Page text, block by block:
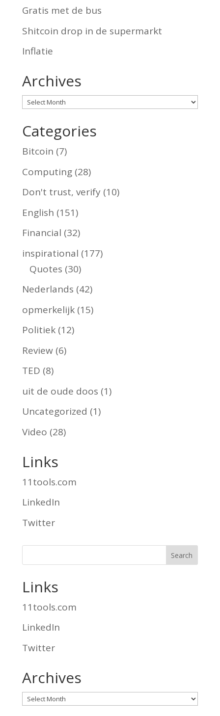
Gratis met de bus
Shitcoin drop in de supermarkt
Inflatie
Archives
Archives
Categories
Bitcoin (7)
Computing(28)
Don't trust, verify (10)
English (151)
Financial (32)
inspirational (177)
Quotes (30)
Nederlands (42)
opmerkelijk(15)
Politiek(12)
Review(6)
TED (8)
uit de oude doos (1)
Uncategorized (1)
Video (28)
Links
11tools.com
LinkedIn
Twitter
Links
11tools.com
LinkedIn
Twitter
Archives
Archives